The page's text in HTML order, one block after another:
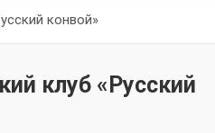
конвой»
клуб «Русский